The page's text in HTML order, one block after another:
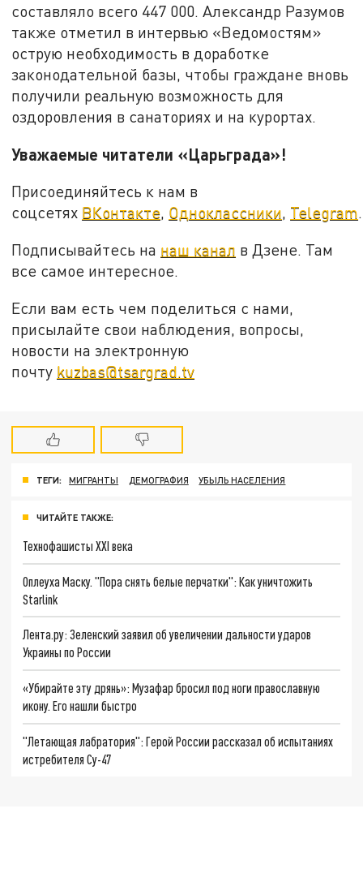
составляло всего 447 000. Александр Разумов
также отметил в интервью «Ведомостям»
острую необходимость в доработке
законодательной базы, чтобы граждане вновь
получили реальную возможность для
оздоровления в санаториях и на курортах.
Уважаемые читатели «Царьграда»!
Присоединяйтесь к нам в
соцсетях ВКонтакте, Одноклассники, Telegram.
Подписывайтесь на наш канал в Дзене. Там
все самое интересное.
Если вам есть чем поделиться с нами,
присылайте свои наблюдения, вопросы,
новости на электронную
почту kuzbas@tsargrad.tv
ТЕГИ: МИГРАНТЫ ДЕМОГРАФИЯ УБЫЛЬ НАСЕЛЕНИЯ
ЧИТАЙТЕ ТАКЖЕ:
Технофашисты XXI века
Оплеуха Маску. "Пора снять белые перчатки": Как уничтожить
Starlink
Лента.ру: Зеленский заявил об увеличении дальности ударов
Украины по России
«Убирайте эту дрянь»: Музафар бросил под ноги православную
икону. Его нашли быстро
"Летающая лабратория": Герой России рассказал об испытаниях
истребителя Су-47